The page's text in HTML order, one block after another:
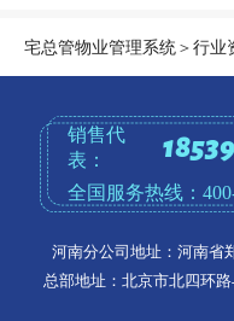
宅总管物业管理系统＞行业
销售代
表：
全国服务热线：
河南分公司地址：河南省
总部地址：北京市北四环